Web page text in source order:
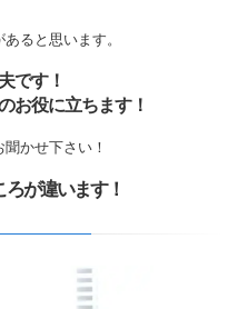
ると思います。
です！
お役に立ちます！
かせ下さい！
が違います！